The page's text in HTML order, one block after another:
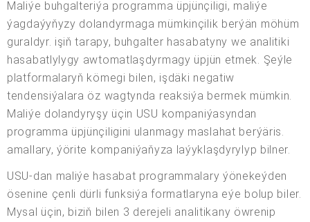
Maliýe buhgalteriýa programma üpjünçiligi, maliýe
ýagdaýyňyzy dolandyrmaga mümkinçilik berýän möhüm
guraldyr. işiň tarapy, buhgalter hasabatyny we analitiki
hasabatlylygy awtomatlaşdyrmagy üpjün etmek. Şeýle
platformalaryň kömegi bilen, işdäki negatiw
tendensiýalara öz wagtynda reaksiýa bermek mümkin.
Maliýe dolandyryşy üçin USU kompaniýasyndan
programma üpjünçiligini ulanmagy maslahat berýäris.
amallary, ýörite kompaniýaňyza laýyklaşdyrylyp bilner.
USU-dan maliýe hasabat programmalary ýönekeýden
ösenine çenli dürli funksiýa formatlaryna eýe bolup biler.
Mysal üçin, biziň bilen 3 derejeli analitikany öwrenip